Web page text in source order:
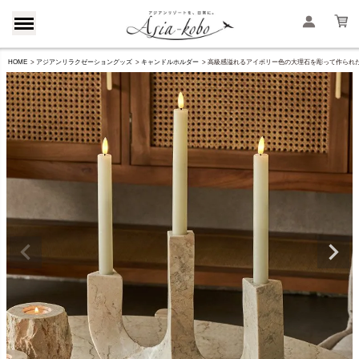
HOME アジアンリラクゼーショングッズ キャンドルホルダー 高級感溢れるアイボリー色の大理石を彫って作られ